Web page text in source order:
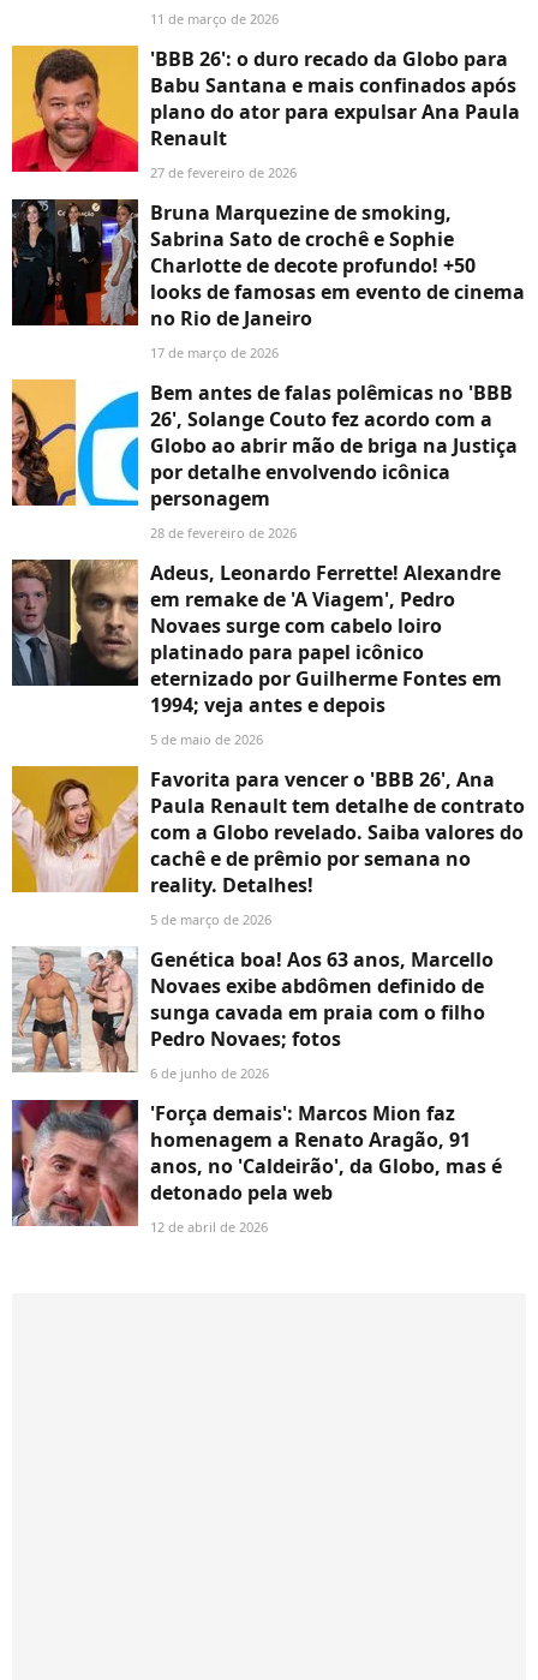
11 de março de 2026
'BBB 26': o duro recado da Globo para
Babu Santana e mais confinados após
plano do ator para expulsar Ana Paula
Renault
27 de fevereiro de 2026
Bruna Marquezine de smoking,
Sabrina Sato de crochê e Sophie
Charlotte de decote profundo! +50
looks de famosas em evento de cinema
no Rio de Janeiro
17 de março de 2026
Bem antes de falas polêmicas no 'BBB
26', Solange Couto fez acordo com a
Globo ao abrir mão de briga na Justiça
por detalhe envolvendo icônica
personagem
28 de fevereiro de 2026
Adeus, Leonardo Ferrette! Alexandre
em remake de 'A Viagem', Pedro
Novaes surge com cabelo loiro
platinado para papel icônico
eternizado por Guilherme Fontes em
1994; veja antes e depois
5 de maio de 2026
Favorita para vencer o 'BBB 26', Ana
Paula Renault tem detalhe de contrato
com a Globo revelado. Saiba valores do
cachê e de prêmio por semana no
reality. Detalhes!
5 de março de 2026
Genética boa! Aos 63 anos, Marcello
Novaes exibe abdômen definido de
sunga cavada em praia com o filho
Pedro Novaes; fotos
6 de junho de 2026
'Força demais': Marcos Mion faz
homenagem a Renato Aragão, 91
anos, no 'Caldeirão', da Globo, mas é
detonado pela web
12 de abril de 2026